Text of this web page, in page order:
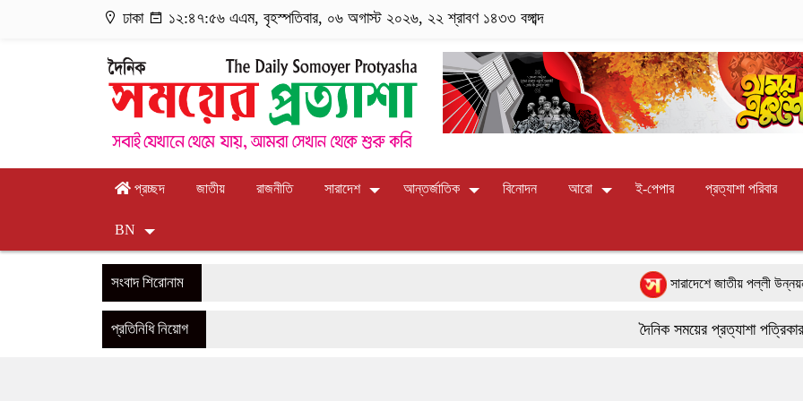
ঢাকা ১২:৪৭:৫৭ এএম, বৃহস্পতিবার, ০৬ অগাস্ট ২০২৬, ২২ শ্রাবণ ১৪৩৩ বঙ্গাব্দ
প্রচ্ছদ জাতীয় রাজনীতি সারাদেশ আন্তর্জাতিক বিনোদন আরো ই-পেপার প্রত্যাশা পরিবার
BN
সংবাদ শিরোনাম সারাদেশে জাতীয় পল্লী উন্নয়ন দিবস-
পাংশা সরকারী কলেজে রবীন্দ্র-নজরুল
প্রতিনিধি নিয়োগ দৈনিক সময়ের প্রত্যাশা পত্রিকার জন্য